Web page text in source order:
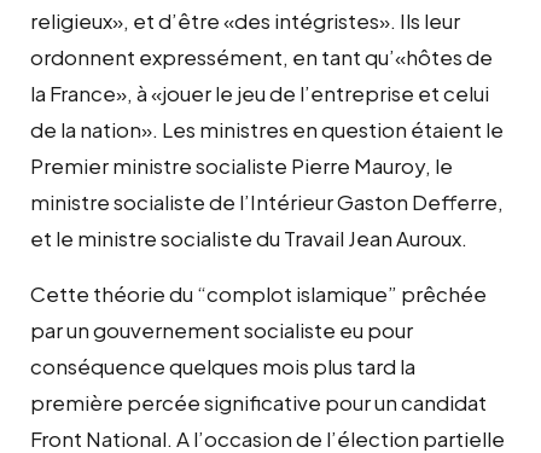
religieux», et d’être «des intégristes». Ils leur
ordonnent expressément, en tant qu’«hôtes de
la France», à «jouer le jeu de l’entreprise et celui
de la nation». Les ministres en question étaient le
Premier ministre socialiste Pierre Mauroy, le
ministre socialiste de l’Intérieur Gaston Defferre,
et le ministre socialiste du Travail Jean Auroux.
Cette théorie du “complot islamique” prêchée
par un gouvernement socialiste eu pour
conséquence quelques mois plus tard la
première percée significative pour un candidat
Front National. A l’occasion de l’élection partielle